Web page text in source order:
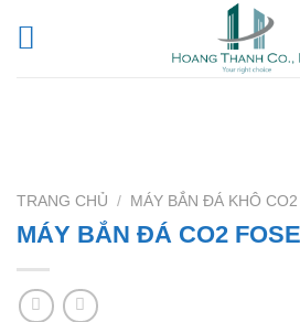
TRANG CHỦ / MÁY BẮN ĐÁ KHÔ CO2
MÁY BẮN ĐÁ CO2